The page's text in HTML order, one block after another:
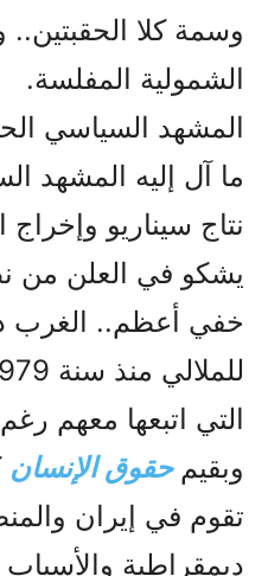
وسمة كلا
الشمولية المفلسة.
المشهد السياسي
ما آل إليه المشهد
نتاج سيناريو
يشكو في العلن من
خفي أعظم.. الغرب
التي اتبعها معهم
وبقيم حقوق الإنسان
تقوم في إيران
ديمقراطية